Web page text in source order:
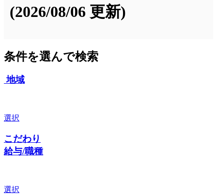
(2026/08/06 更新)
条件を選んで検索
地域
選択
こだわり
給与/職種
選択